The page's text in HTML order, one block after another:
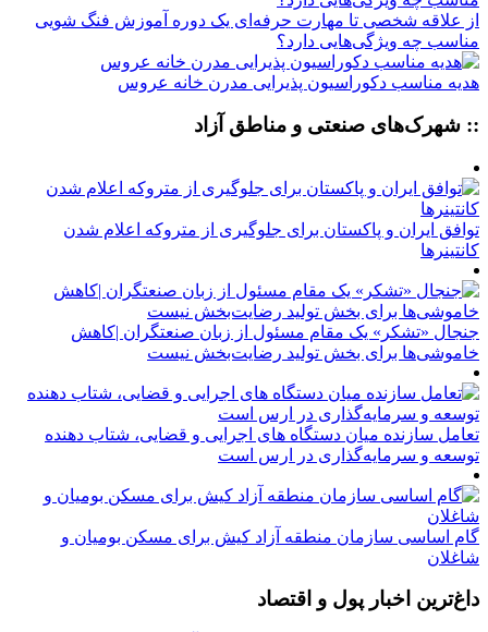
از علاقه شخصی تا مهارت حرفه‌ای یک دوره آموزش فنگ شویی
مناسب چه ویژگی‌هایی دارد؟
هدیه مناسب دکوراسیون پذیرایی مدرن خانه عروس
:: شهرک‌های صنعتی و مناطق آزاد
توافق ایران و پاکستان برای جلوگیری از متروکه اعلام شدن
کانتینرها
جنجال «تشکر» یک مقام مسئول از زبان صنعتگران |کاهش
خاموشی‌ها برای بخش تولید رضایت‌بخش نیست
تعامل سازنده میان دستگاه‌ های اجرایی و قضایی، شتاب‌ دهنده
توسعه و سرمایه‌گذاری در ارس است
گام اساسی سازمان منطقه آزاد کیش برای مسکن بومیان و
شاغلان
داغ‌ترین اخبار پول و اقتصاد